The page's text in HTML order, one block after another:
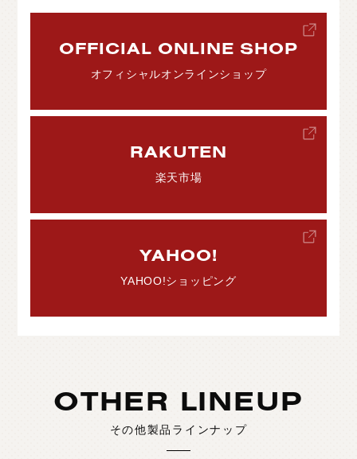
OFFICIAL ONLINE SHOP
オフィシャルオンラインショップ
RAKUTEN
楽天市場
YAHOO!
YAHOO!ショッピング
OTHER LINEUP
その他製品ラインナップ